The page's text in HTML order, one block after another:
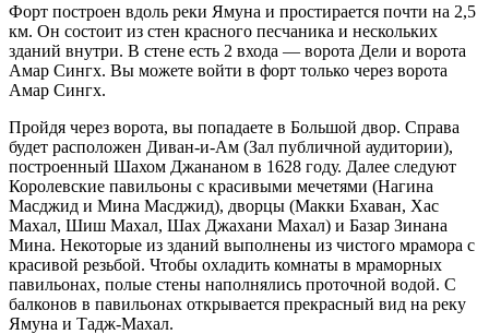
Форт построен вдоль реки Ямуна и простирается почти на 2,5
км. Он состоит из стен красного песчаника и нескольких
зданий внутри. В стене есть 2 входа — ворота Дели и ворота
Амар Сингх. Вы можете войти в форт только через ворота
Амар Сингх.
Пройдя через ворота, вы попадаете в Большой двор. Справа
будет расположен Диван-и-Ам (Зал публичной аудитории),
построенный Шахом Джананом в 1628 году. Далее следуют
Королевские павильоны с красивыми мечетями (Нагина
Масджид и Мина Масджид), дворцы (Макки Бхаван, Хас
Махал, Шиш Махал, Шах Джахани Махал) и Базар Зинана
Мина. Некоторые из зданий выполнены из чистого мрамора с
красивой резьбой. Чтобы охладить комнаты в мраморных
павильонах, полые стены наполнялись проточной водой. С
балконов в павильонах открывается прекрасный вид на реку
Ямуна и Тадж-Махал.